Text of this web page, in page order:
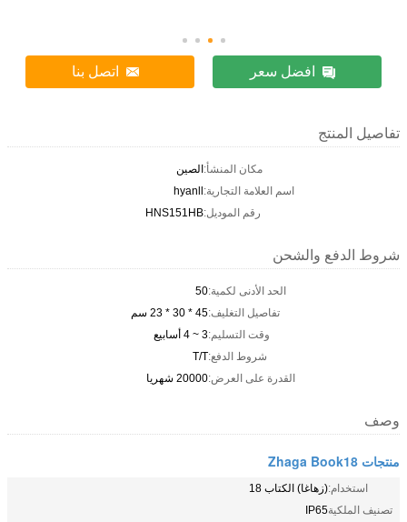
افضل سعر اتصل بنا
تفاصيل المنتج
مكان المنشأ:الصين
اسم العلامة التجارية:hyanll
رقم الموديل:HNS151HB
شروط الدفع والشحن
الحد الأدنى لكمية:50
تفاصيل التغليف:45 * 30 * 23 سم
وقت التسليم:3 ~ 4 أسابيع
شروط الدفع:T/T
القدرة على العرض:20000 شهريا
وصف
منتجات Zhaga Book18
استخدام:(زهاغا) الكتاب 18
تصنيف الملكيةIP65